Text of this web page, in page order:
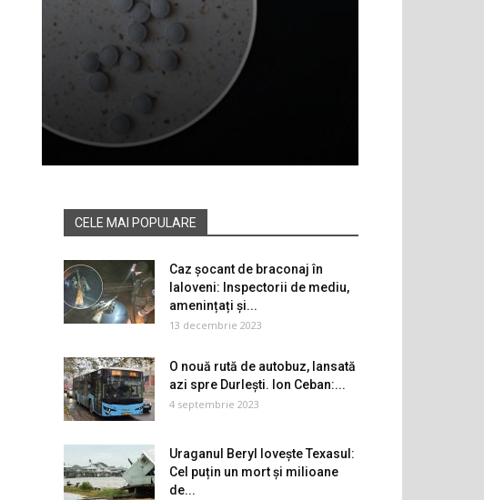
CELE MAI POPULARE
Caz șocant de braconaj în
Ialoveni: Inspectorii de mediu,
amenințați și...
13 decembrie 2023
O nouă rută de autobuz, lansată
azi spre Durlești. Ion Ceban:...
4 septembrie 2023
Uraganul Beryl lovește Texasul:
Cel puțin un mort și milioane
de...